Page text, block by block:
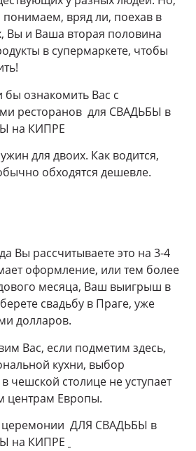
вряд ли, поехав в
Вы и Ваша вторая половина
в супермаркете, чтобы
ознакомить Вас с
ресторанов для СВАДЬБЫ в
на КИПРЕ
для двоих. Как водится,
обходятся дешевле.
Вы рассчитываете это на 3-4
оформление, или тем более
месяца, Ваш выигрыш в
свадьбу в Праге, уже
долларов.
Вас, если подметим здесь,
кухни, выбор
чешской столице не уступает
центрам Европы.
церемонии ДЛЯ СВАДЬБЫ в
на КИПРЕ